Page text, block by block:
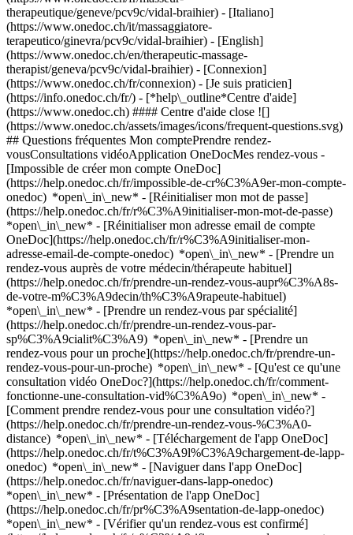
therapeutique/geneve/pcv9c/vidal-braihier) - [Italiano]
(https://www.onedoc.ch/it/massaggiatore-
terapeutico/ginevra/pcv9c/vidal-braihier) - [English]
(https://www.onedoc.ch/en/therapeutic-massage-
therapist/geneva/pcv9c/vidal-braihier) - [Connexion]
(https://www.onedoc.ch/fr/connexion) - [Je suis praticien]
(https://info.onedoc.ch/fr/) - [*help\_outline*Centre d'aide]
(https://www.onedoc.ch) #### Centre d'aide close ![]
(https://www.onedoc.ch/assets/images/icons/frequent-questions.svg)
## Questions fréquentes Mon comptePrendre rendez-
vousConsultations vidéoApplication OneDocMes rendez-vous -
[Impossible de créer mon compte OneDoc]
(https://help.onedoc.ch/fr/impossible-de-cr%C3%A9er-mon-compte-
onedoc) *open\_in\_new* - [Réinitialiser mon mot de passe]
(https://help.onedoc.ch/fr/r%C3%A9initialiser-mon-mot-de-passe)
*open\_in\_new* - [Réinitialiser mon adresse email de compte
OneDoc](https://help.onedoc.ch/fr/r%C3%A9initialiser-mon-
adresse-email-de-compte-onedoc) *open\_in\_new* - [Prendre un
rendez-vous auprès de votre médecin/thérapeute habituel]
(https://help.onedoc.ch/fr/prendre-un-rendez-vous-aupr%C3%A8s-
de-votre-m%C3%A9decin/th%C3%A9rapeute-habituel)
*open\_in\_new* - [Prendre un rendez-vous par spécialité]
(https://help.onedoc.ch/fr/prendre-un-rendez-vous-par-
sp%C3%A9cialit%C3%A9) *open\_in\_new* - [Prendre un
rendez-vous pour un proche](https://help.onedoc.ch/fr/prendre-un-
rendez-vous-pour-un-proche) *open\_in\_new* - [Qu'est ce qu'une
consultation vidéo OneDoc?](https://help.onedoc.ch/fr/comment-
fonctionne-une-consultation-vid%C3%A9o) *open\_in\_new* -
[Comment prendre rendez-vous pour une consultation vidéo?]
(https://help.onedoc.ch/fr/prendre-un-rendez-vous-%C3%A0-
distance) *open\_in\_new* - [Téléchargement de l'app OneDoc]
(https://help.onedoc.ch/fr/t%C3%A9l%C3%A9chargement-de-lapp-
onedoc) *open\_in\_new* - [Naviguer dans l'app OneDoc]
(https://help.onedoc.ch/fr/naviguer-dans-lapp-onedoc)
*open\_in\_new* - [Présentation de l'app OneDoc]
(https://help.onedoc.ch/fr/pr%C3%A9sentation-de-lapp-onedoc)
*open\_in\_new* - [Vérifier qu'un rendez-vous est confirmé]